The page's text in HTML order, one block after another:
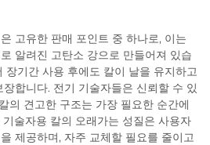
고유한 판매 포인트 중 하나로, 이는
알려진 고탄소 강으로 만들어져 있습
장기간 사용 후에도 칼이 날을 유지하고
합니다. 전기 기술자들은 신뢰할 수 있
의 견고한 구조는 가장 필요한 순간에
술자용 칼의 오래가는 성질은 사용자
제공하며, 자주 교체할 필요를 줄이고